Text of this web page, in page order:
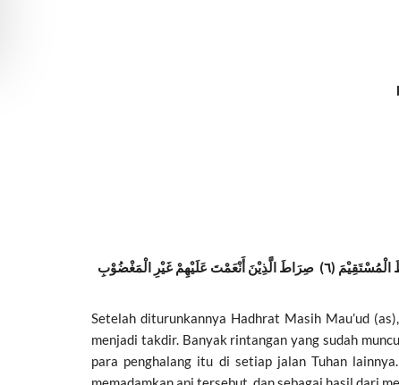
بِسْمِ اللّٰهِ الرَّحْمٰنِ الرَّحِيْمِ (١) اَلْحَمْدُ لِلّٰهِ رَبِّ الْعَالَمِيْنَ (٢) الرَّحْمٰنِ الرَّحِيْمِ (٣) مَالِكِ يَوْمِ الدِّيْنِ (٤) إِيَّاكَ نَعْبُدُ وَإِيَّاكَ نَسْتَعِيْنُ (٥) اِهْدِنَا الصِّرَاطَ الْمُسْتَقِيْمَ (٦) صِرَاطَ الَّذِيْنَ أَنْعَمْتَ عَلَيْهِمْ غَيْرِ الْمَغْضُوْبِ
Setelah diturunkannya Hadhrat Masih Mau’ud
menjadi takdir. Banyak rintangan yang sudah
para penghalang itu di setiap jalan Tuhan